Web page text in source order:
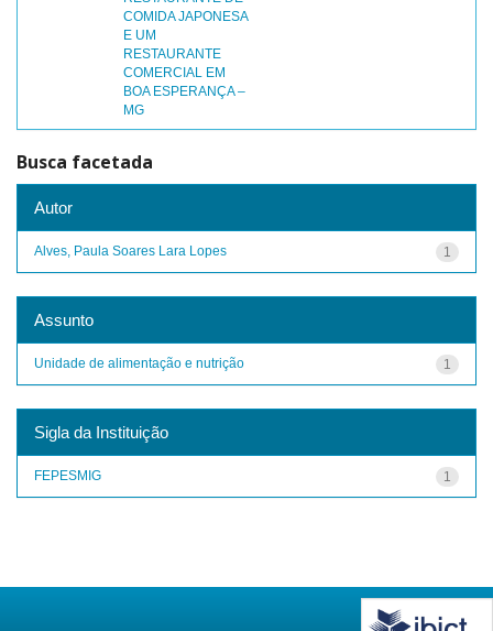
COMIDA JAPONESA
E UM
RESTAURANTE
COMERCIAL EM
BOA ESPERANÇA –
MG
Busca facetada
Autor
1
Alves, Paula Soares Lara Lopes
Assunto
1
Unidade de alimentação e nutrição
Sigla da Instituição
1
FEPESMIG